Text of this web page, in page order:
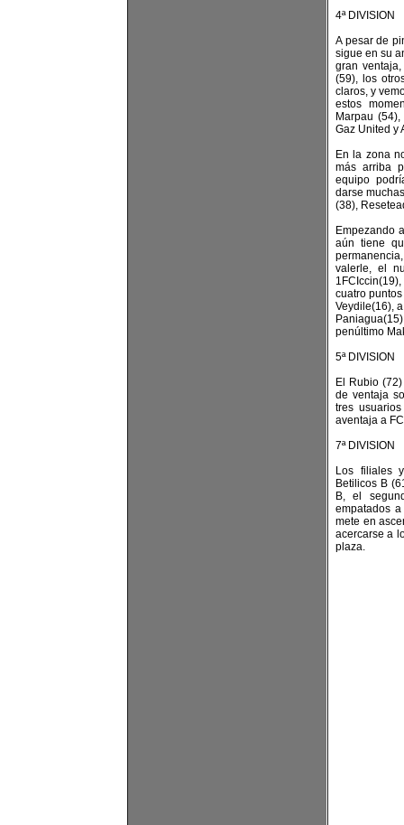
4ª DIVISION
A pesar de
sigue en su
gran
(59), los
claros, y
estos
Marpau
Gaz United y
En la zona
más arriba
equipo
darse
(38),
Empezando
aún tiene
valerle, el
cuatro
Veydile(16),
penúltimo
5ª DIVISION
El Rubio
de ventaja
tres
aventaja a
7ª DIVISION
Los filiales
Betilicos B
B, el
empatados
mete en
acercarse a
plaza.